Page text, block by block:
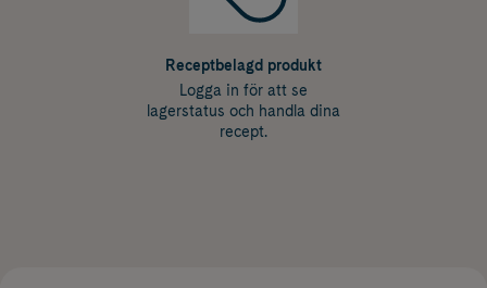
Receptbelagd produkt
Logga in för att se
lagerstatus och handla dina
recept.